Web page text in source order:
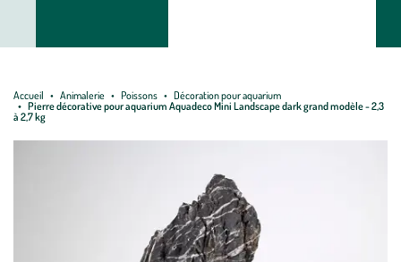
Accueil Animalerie Poissons
Décoration pour aquarium
Pierre décorative pour aquarium Aquadeco Mini Landscape dark grand modèle - 2,3
à 2,7 kg